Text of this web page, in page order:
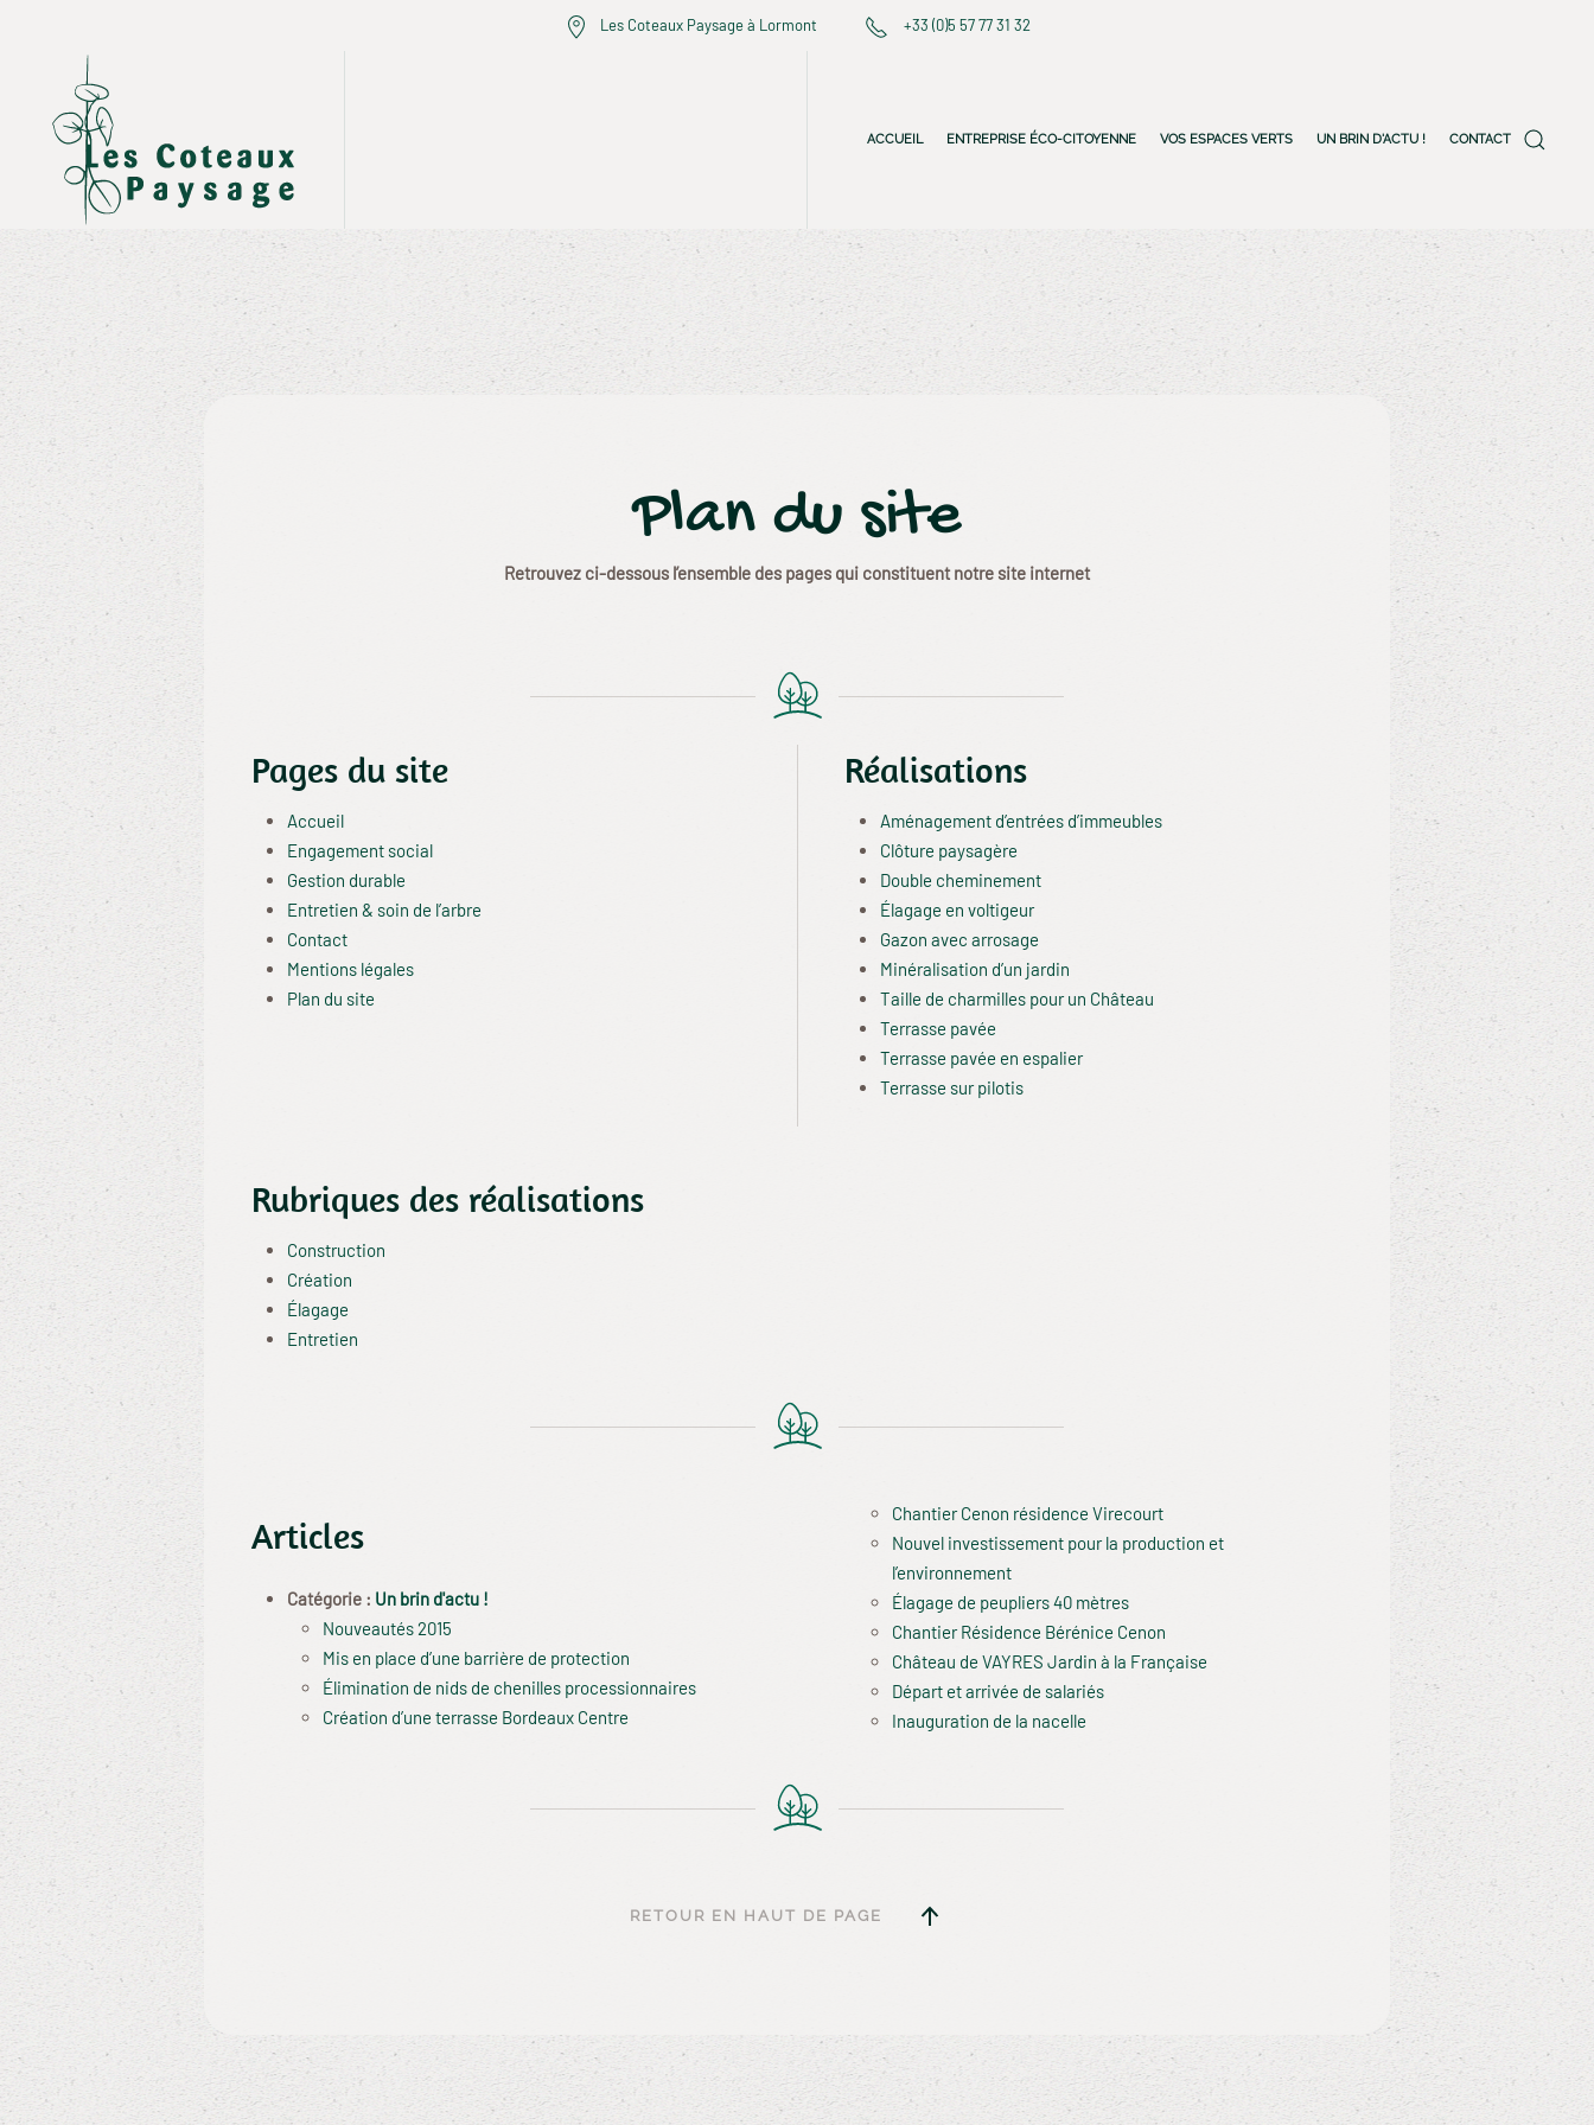
Skip to main content
Les Coteaux Paysage à Lormont +33 (0)5 57 77 31 32
ACCUEIL ENTREPRISE ÉCO-CITOYENNE VOS ESPACES VERTS UN BRIN D'ACTU ! CONTACT
Plan du site
Retrouvez ci-dessous l’ensemble des pages qui constituent notre site internet
Pages du site
Accueil
Engagement social
Gestion durable
Entretien & soin de l’arbre
Contact
Mentions légales
Plan du site
Réalisations
Aménagement d’entrées d’immeubles
Clôture paysagère
Double cheminement
Élagage en voltigeur
Gazon avec arrosage
Minéralisation d’un jardin
Taille de charmilles pour un Château
Terrasse pavée
Terrasse pavée en espalier
Terrasse sur pilotis
Rubriques des réalisations
Construction
Création
Élagage
Entretien
Articles
Catégorie : Un brin d'actu !
Nouveautés 2015
Mis en place d’une barrière de protection
Élimination de nids de chenilles processionnaires
Création d’une terrasse Bordeaux Centre
Chantier Cenon résidence Virecourt
Nouvel investissement pour la production et
l’environnement
Élagage de peupliers 40 mètres
Chantier Résidence Bérénice Cenon
Château de VAYRES Jardin à la Française
Départ et arrivée de salariés
Inauguration de la nacelle
RETOUR EN HAUT DE PAGE